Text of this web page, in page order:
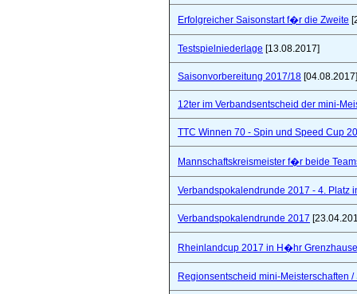
Erfolgreicher Saisonstart f�r die Zweite
Testspielniederlage [13.08.2017]
Saisonvorbereitung 2017/18 [04.08.2017]
12ter im Verbandsentscheid der mini-
TTC Winnen 70 - Spin und Speed Cup
Mannschaftskreismeister f�r beide
Verbandspokalendrunde 2017 - 4. Platz
Verbandspokalendrunde 2017
Rheinlandcup 2017 in H�hr
Regionsentscheid mini-Meisterschaften